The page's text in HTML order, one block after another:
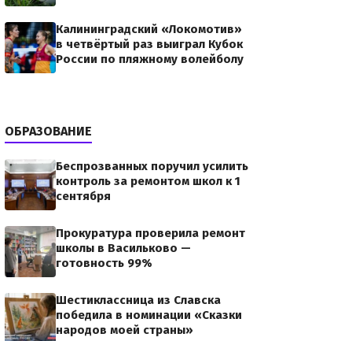
Калининградский «Локомотив»
в четвёртый раз выиграл Кубок
России по пляжному волейболу
ОБРАЗОВАНИЕ
Беспрозванных поручил усилить
контроль за ремонтом школ к 1
сентября
Прокуратура проверила ремонт
школы в Васильково —
готовность 99%
Шестиклассница из Славска
победила в номинации «Сказки
народов моей страны»